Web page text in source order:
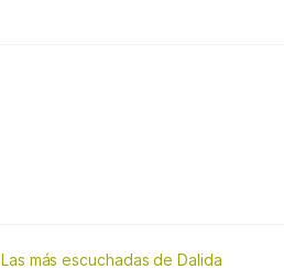
Las más escuchadas de Dalida